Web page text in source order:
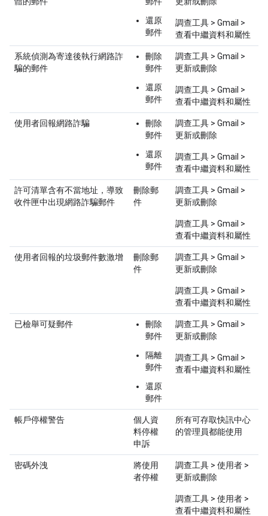
還原
郵件
調查工具 > Gmail >
查看中繼資料和屬性
系統偵測為寄達後執行網路詐
騙的郵件
刪除
郵件
還原
郵件
調查工具 > Gmail >
更新或刪除
調查工具 > Gmail >
查看中繼資料和屬性
使用者回報網路詐騙
刪除
郵件
還原
郵件
調查工具 > Gmail >
更新或刪除
調查工具 > Gmail >
查看中繼資料和屬性
許可清單含有不當地址，導致
收件匣中出現網路詐騙郵件
刪除郵
件
調查工具 > Gmail >
更新或刪除
調查工具 > Gmail >
查看中繼資料和屬性
使用者回報的垃圾郵件數激增
刪除郵
件
調查工具 > Gmail >
更新或刪除
調查工具 > Gmail >
查看中繼資料和屬性
已檢舉可疑郵件
刪除
郵件
隔離
郵件
還原
郵件
調查工具 > Gmail >
更新或刪除
調查工具 > Gmail >
查看中繼資料和屬性
帳戶停權警告
個人資
料停權
申訴
所有可存取快訊中心
的管理員都能使用
密碼外洩
將使用
者停權
調查工具 > 使用者 >
更新或刪除
調查工具 > 使用者 >
查看中繼資料和屬性